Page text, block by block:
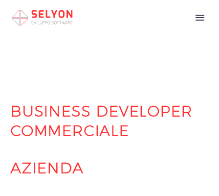
BUSINESS DEVELOPER
COMMERCIALE
AZIENDA